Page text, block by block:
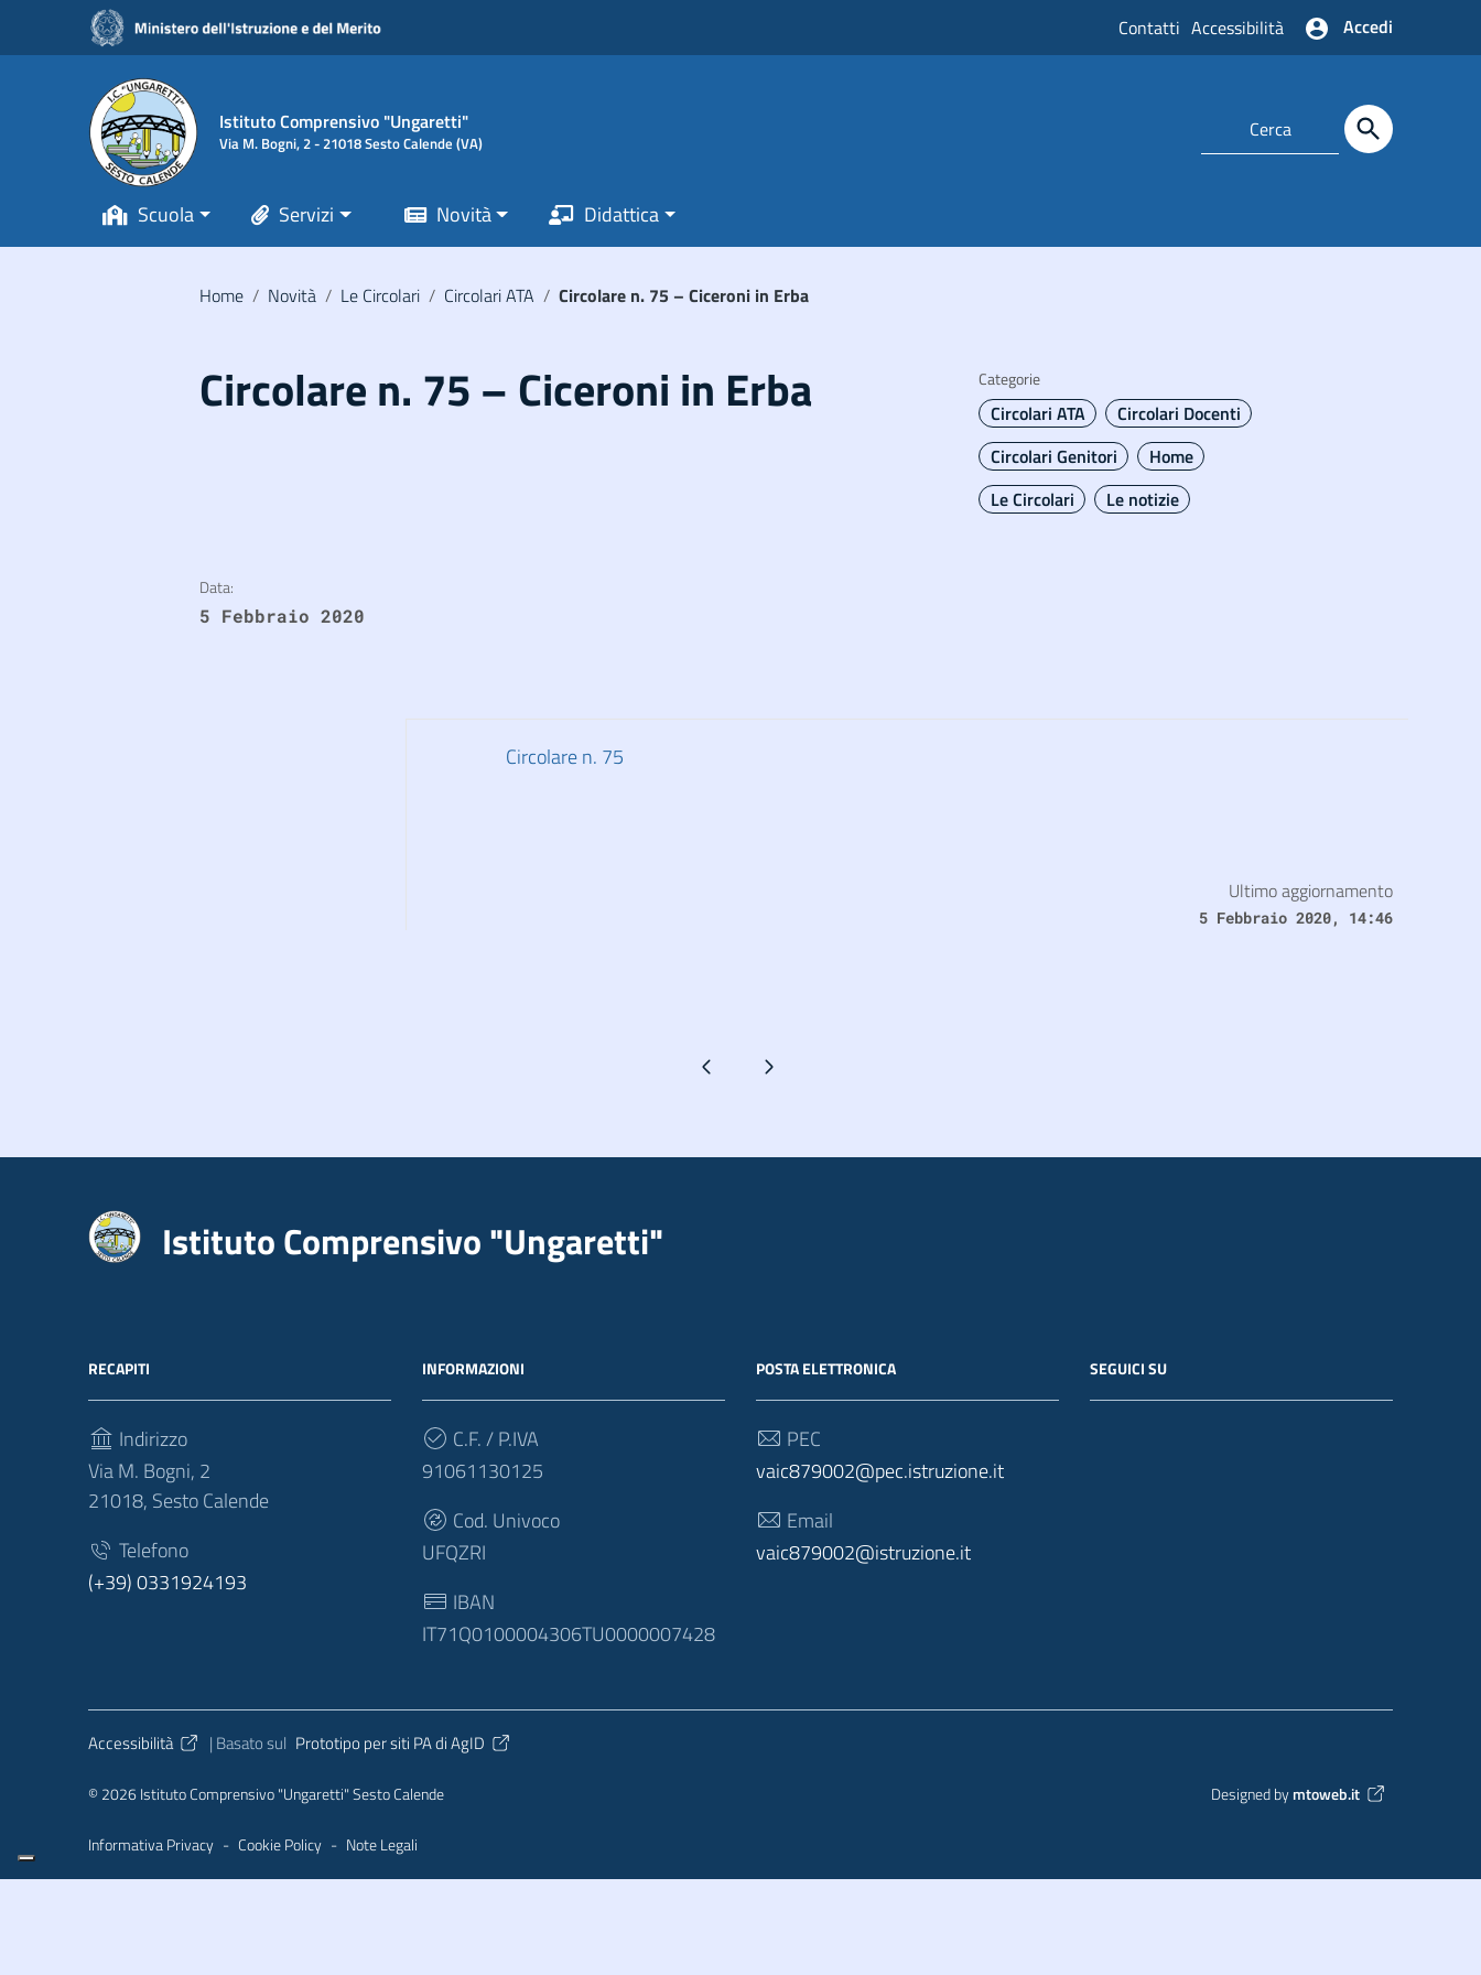
Vai ai contenuti
Vai al menu di navigazione
Vai al footer
Contatti Accessibilità Accedi
Istituto Comprensivo "Ungaretti"
Via M. Bogni, 2 - 21018 Sesto Calende (VA)
Scuola Servizi Novità Didattica
Home / Novità / Le Circolari / Circolari ATA / Circolare n. 75 – Ciceroni in Erba
Circolare n. 75 – Ciceroni in Erba Categorie
Circolari ATA
Circolari Docenti
Circolari Genitori
Home
Le Circolari
Le notizie
Data:
5 Febbraio 2020
Circolare n. 75
Ultimo aggiornamento
5 Febbraio 2020, 14:46
Pagina precedentePagina successiva
Istituto Comprensivo "Ungaretti"
RECAPITI
Indirizzo
Via M. Bogni, 2
21018, Sesto Calende
Telefono
(+39) 0331924193
INFORMAZIONI
C.F. / P.IVA
91061130125
Cod. Univoco
UFQZRI
IBAN
IT71Q0100004306TU0000007428
POSTA ELETTRONICA
PEC
vaic879002@pec.istruzione.it
Email
vaic879002@istruzione.it
SEGUICI SU
Sezione Link Utili
Accessibilità | Basato sul Prototipo per siti PA di AgID
© 2026 Istituto Comprensivo "Ungaretti" Sesto Calende
Informativa Privacy - Cookie Policy - Note Legali
Designed by mtoweb.it